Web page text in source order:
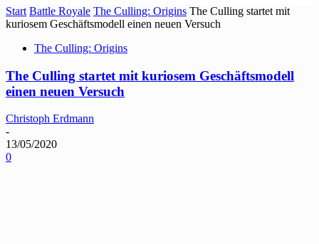
Start Battle Royale The Culling: Origins The Culling startet mit
kuriosem Geschäftsmodell einen neuen Versuch
The Culling: Origins
The Culling startet mit kuriosem Geschäftsmodell
einen neuen Versuch
Christoph Erdmann
-
13/05/2020
0